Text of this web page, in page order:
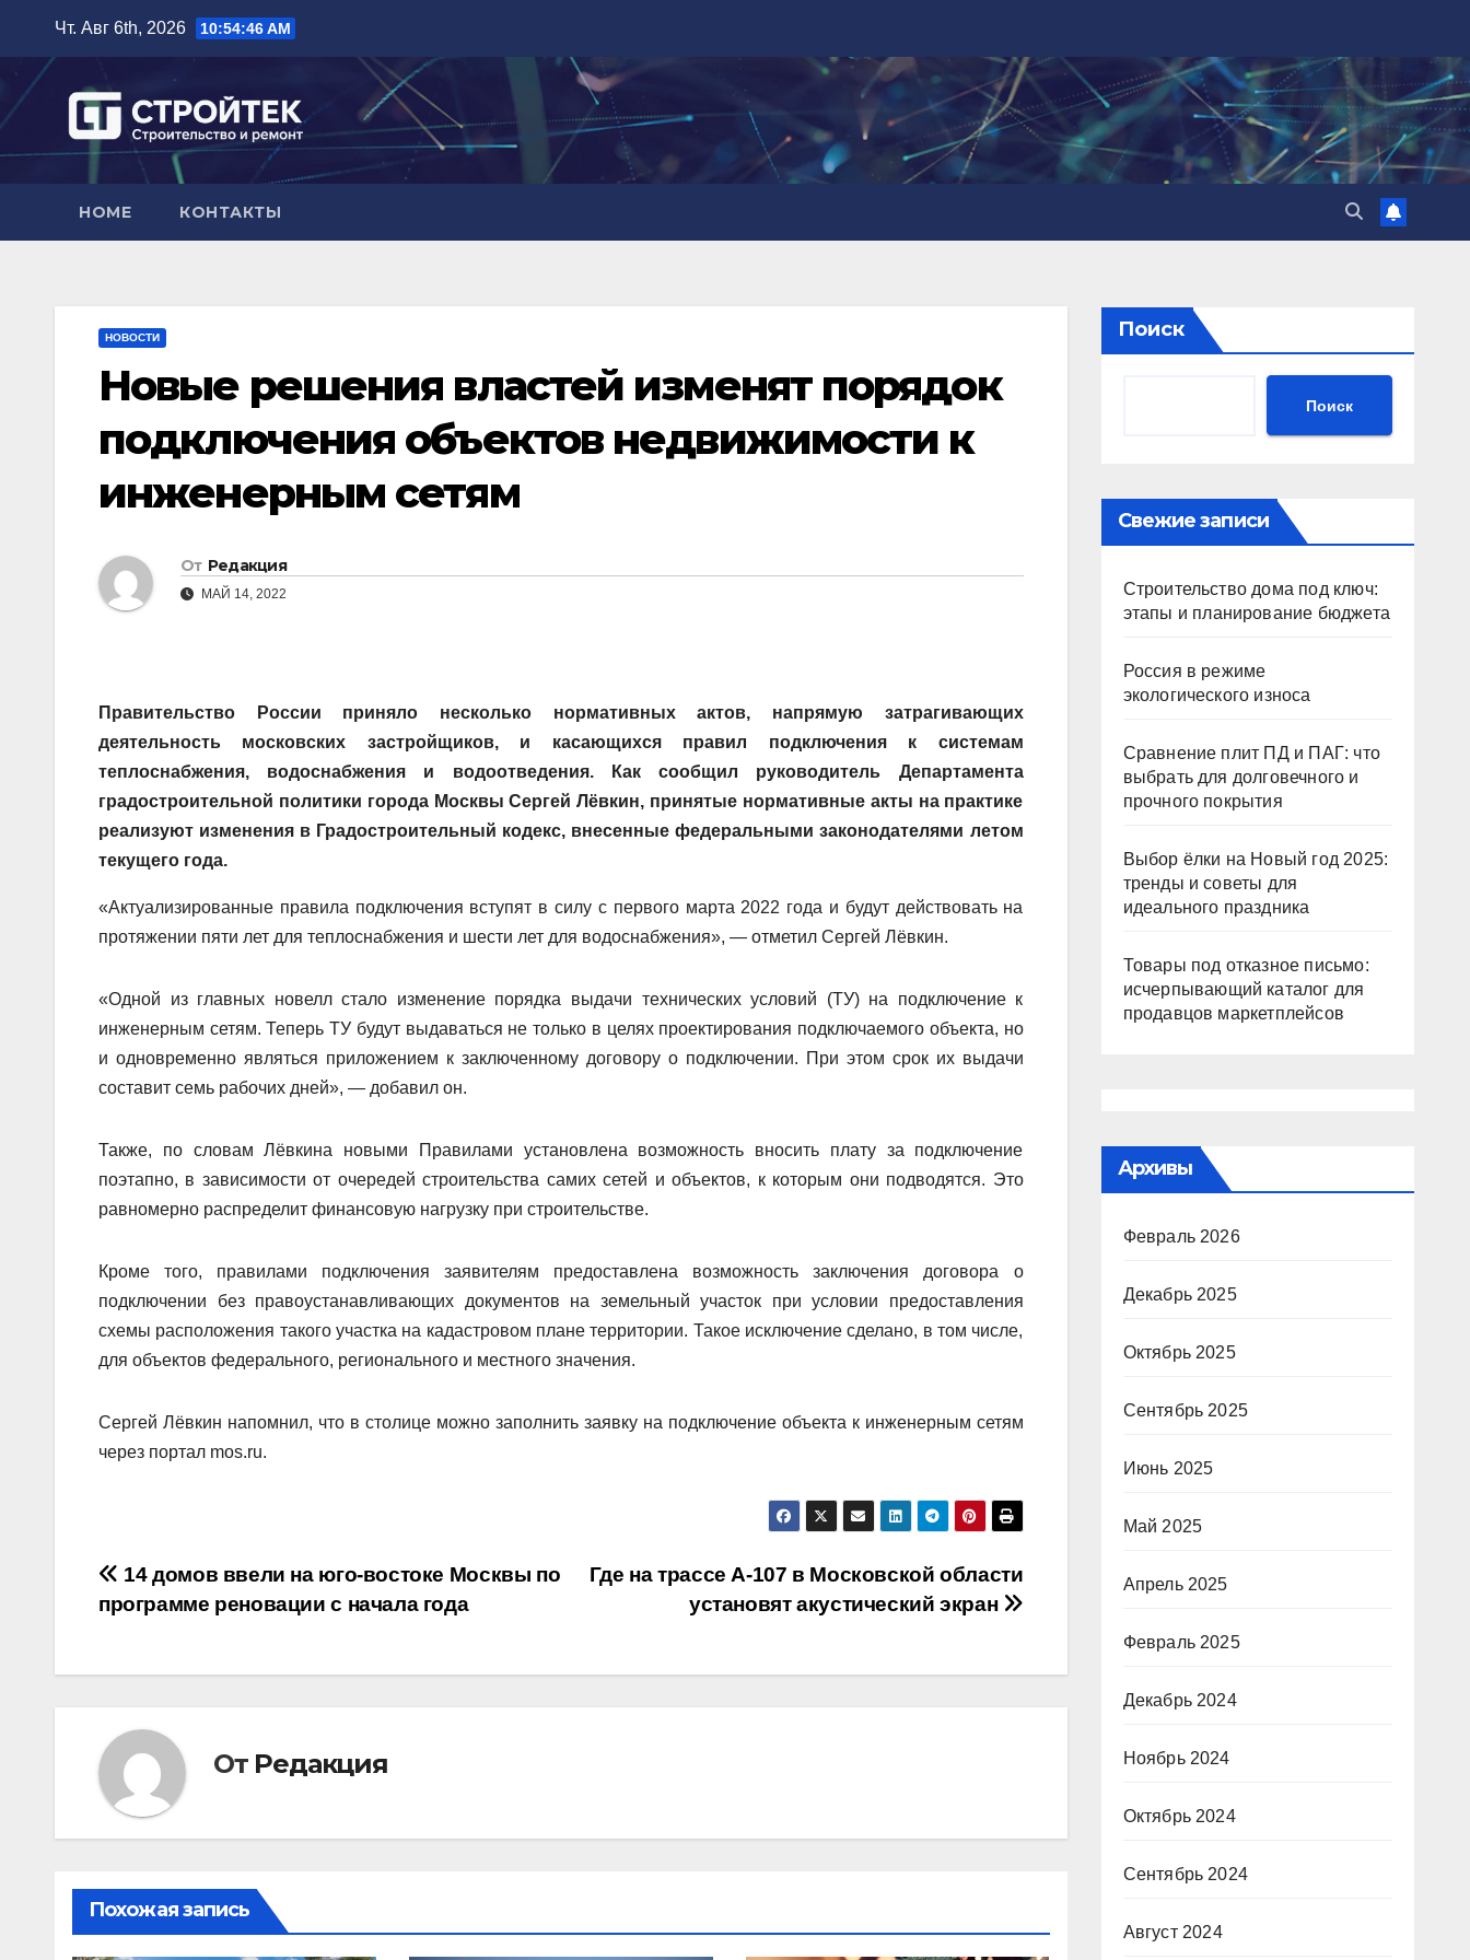
содержимому
Чт. Авг 6th, 2026 10:54:47 AM
HOME КОНТАКТЫ
НОВОСТИ
Новые решения властей изменят порядок
подключения объектов недвижимости к
инженерным сетям
От Редакция
МАЙ 14, 2022
Правительство России приняло несколько нормативных актов, напрямую затрагивающих
деятельность московских застройщиков, и касающихся правил подключения к системам
теплоснабжения, водоснабжения и водоотведения. Как сообщил руководитель Департамента
градостроительной политики города Москвы Сергей Лёвкин, принятые нормативные акты на практике
реализуют изменения в Градостроительный кодекс, внесенные федеральными законодателями летом
текущего года.
«Актуализированные правила подключения вступят в силу с первого марта 2022 года и будут действовать на
протяжении пяти лет для теплоснабжения и шести лет для водоснабжения», — отметил Сергей Лёвкин.
«Одной из главных новелл стало изменение порядка выдачи технических условий (ТУ) на подключение к
инженерным сетям. Теперь ТУ будут выдаваться не только в целях проектирования подключаемого объекта, но
и одновременно являться приложением к заключенному договору о подключении. При этом срок их выдачи
составит семь рабочих дней», — добавил он.
Также, по словам Лёвкина новыми Правилами установлена возможность вносить плату за подключение
поэтапно, в зависимости от очередей строительства самих сетей и объектов, к которым они подводятся. Это
равномерно распределит финансовую нагрузку при строительстве.
Кроме того, правилами подключения заявителям предоставлена возможность заключения договора о
подключении без правоустанавливающих документов на земельный участок при условии предоставления
схемы расположения такого участка на кадастровом плане территории. Такое исключение сделано, в том числе,
для объектов федерального, регионального и местного значения.
Сергей Лёвкин напомнил, что в столице можно заполнить заявку на подключение объекта к инженерным сетям
через портал mos.ru.
Навигация
по
записям
Где на трассе А-107 в Московской области
установят акустический экран
14 домов ввели на юго-востоке Москвы по
программе реновации с начала года
От Редакция
Похожая запись
Поиск
Поиск
Свежие записи
Строительство дома под ключ:
этапы и планирование бюджета
Россия в режиме
экологического износа
Сравнение плит ПД и ПАГ: что
выбрать для долговечного и
прочного покрытия
Выбор ёлки на Новый год 2025:
тренды и советы для
идеального праздника
Товары под отказное письмо:
исчерпывающий каталог для
продавцов маркетплейсов
Архивы
Февраль 2026
Декабрь 2025
Октябрь 2025
Сентябрь 2025
Июнь 2025
Май 2025
Апрель 2025
Февраль 2025
Декабрь 2024
Ноябрь 2024
Октябрь 2024
Сентябрь 2024
Август 2024